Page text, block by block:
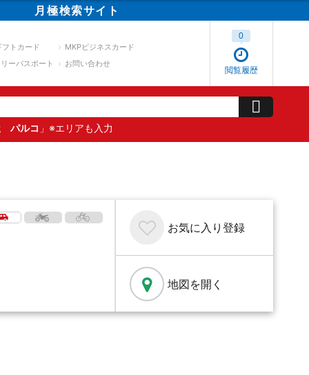
月極検索サイト
フトカード
MKPビジネスカード
ーパスポート
お問い合わせ
閲覧履歴
0
パルコ 」※エリアも入力
お気に入り 登録
地図を開く